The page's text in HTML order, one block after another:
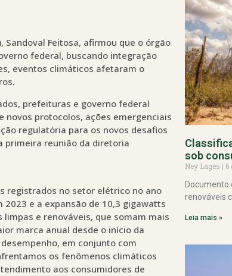
Sandoval Feitosa, afirmou que o órgão
federal, buscando integração
eventos climáticos afetaram o
prefeituras e governo federal
novos protocolos, ações emergenciais
regulatória para os novos desafios
primeira reunião da diretoria
registrados no setor elétrico no ano
e a expansão de 10,3 gigawatts
e renováveis, que somam mais
marca anual desde o início da
em conjunto com
os fenômenos climáticos
aos consumidores de
sob
Ney Lages
6
Documento
renováveis
Leia mais »